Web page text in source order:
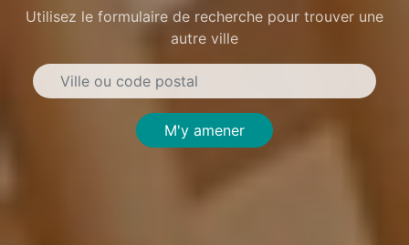
Utilisez le formulaire de recherche pour trouver une
autre ville
M'y amener